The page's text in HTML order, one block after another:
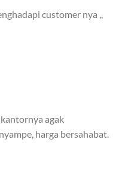
customer nya ,,
agak
harga bersahabat.